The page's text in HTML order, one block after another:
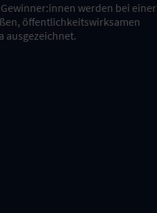
werden bei einer
öffentlichkeitswirksamen
ausgezeichnet.